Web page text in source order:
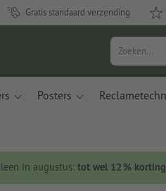
Gratis standaard verzending
Posters
in augustus: tot wel 12 %